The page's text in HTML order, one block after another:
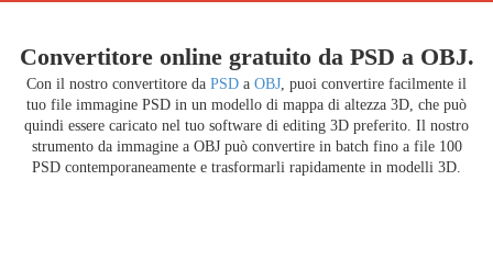
Convertitore online gratuito da PSD a OBJ.
Con il nostro convertitore da PSD a OBJ, puoi convertire facilmente il
tuo file immagine PSD in un modello di mappa di altezza 3D, che può
quindi essere caricato nel tuo software di editing 3D preferito. Il nostro
strumento da immagine a OBJ può convertire in batch fino a file 100
PSD contemporaneamente e trasformarli rapidamente in modelli 3D.